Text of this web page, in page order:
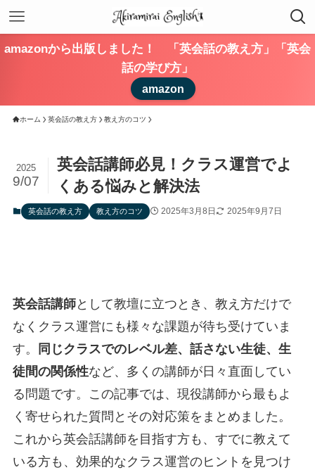
amazonから出版しました！ 「英会話の教え方」「英会
話の学び方」
amazon
ホーム 英会話の教え方 教え方のコツ
英会話講師必見！クラス運営でよ
くある悩みと解決法
2025
9/07
英会話の教え方 教え方のコツ 2025年3月8日 2025年9月7日
英会話講師として教壇に立つとき、教え方だけで
なくクラス運営にも様々な課題が待ち受けていま
す。
同じクラスでのレベル差、話さない生徒、生
徒間の関係性など、多くの講師が日々直面してい
る問題です。この記事では、現役講師から最もよ
く寄せられた質問とその対応策をまとめました。
これから英会話講師を目指す方も、すでに教えて
いる方も、効果的なクラス運営のヒントを見つけ